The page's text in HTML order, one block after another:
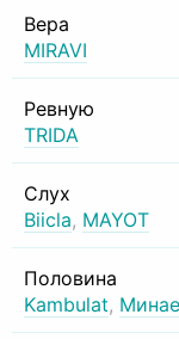
Вера
MIRAVI
Ревную
TRIDA
Слух
Biicla, MAYOT
Половина
Kambulat,